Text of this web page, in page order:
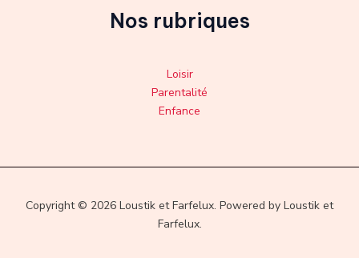
Nos rubriques
Loisir
Parentalité
Enfance
Copyright © 2026 Loustik et Farfelux. Powered by Loustik et
Farfelux.